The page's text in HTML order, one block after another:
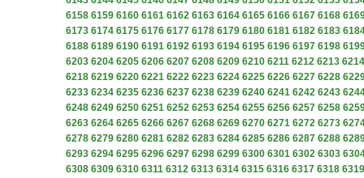
6158 6159 6160 6161 6162 6163 6164 6165 6166 6167 6168
6173 6174 6175 6176 6177 6178 6179 6180 6181 6182 6183
6188 6189 6190 6191 6192 6193 6194 6195 6196 6197 6198
6203 6204 6205 6206 6207 6208 6209 6210 6211 6212 6213 6214
6218 6219 6220 6221 6222 6223 6224 6225 6226 6227 6228
6233 6234 6235 6236 6237 6238 6239 6240 6241 6242 6243
6248 6249 6250 6251 6252 6253 6254 6255 6256 6257 6258
6263 6264 6265 6266 6267 6268 6269 6270 6271 6272 6273
6278 6279 6280 6281 6282 6283 6284 6285 6286 6287 6288
6293 6294 6295 6296 6297 6298 6299 6300 6301 6302 6303
6308 6309 6310 6311 6312 6313 6314 6315 6316 6317 6318 6319